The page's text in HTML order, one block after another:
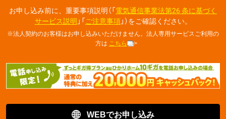
お申し込み前に、重要事項説明（「電気通信事業法第26 条に基づく
サービス説明 」「ご注意事項 」）をご確認ください。
※法人契約のお客様はお申し込みいただけません。法人専用サービスご利用の
方は こちら >
WEBでお申し込み